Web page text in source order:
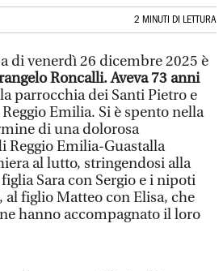
2 MINUTI DI LETTURA
di venerdì 26 dicembre 2025 è
Roncalli. Aveva 73 anni
parrocchia dei Santi Pietro e
Emilia. Si è spento nella
di una dolorosa
Reggio Emilia-Guastalla
al lutto, stringendosi alla
Sara con Sergio e i nipoti
al figlio Matteo con Elisa, che
hanno accompagnato il loro